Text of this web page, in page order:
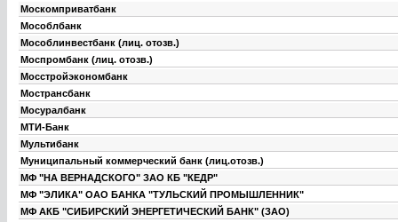
Москомприватбанк
Мособлбанк
Мособлинвестбанк (лиц. отозв.)
Моспромбанк (лиц. отозв.)
Мосстройэкономбанк
Мострансбанк
Мосуралбанк
МТИ-Банк
Мультибанк
Муниципальный коммерческий банк (лиц.отозв.)
МФ "НА ВЕРНАДСКОГО" ЗАО КБ "КЕДР"
МФ "ЭЛИКА" ОАО БАНКА "ТУЛЬСКИЙ ПРОМЫШЛЕННИК"
МФ АКБ "СИБИРСКИЙ ЭНЕРГЕТИЧЕСКИЙ БАНК" (ЗАО)